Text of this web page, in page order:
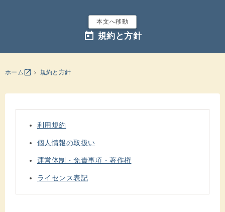
本文へ移動
today 規約と方針
ホームopen_in_new 規約と方針
利用規約
個人情報の取扱い
運営体制・免責事項・著作権
ライセンス表記